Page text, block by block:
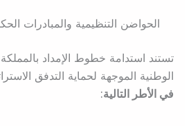
الحواضن التنظيمية والمبادرات
تستند استدامة خطوط الإمداد
الوطنية الموجهة لحماية التدفق
في الأطر التالية: